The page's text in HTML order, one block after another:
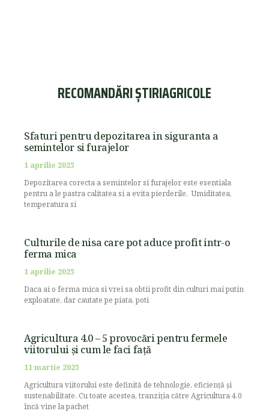
RECOMANDĂRI ȘTIRIAGRICOLE
Sfaturi pentru depozitarea in siguranta a
semintelor si furajelor
1 aprilie 2025
Depozitarea corecta a semintelor si furajelor este esentiala
pentru a le pastra calitatea si a evita pierderile. Umiditatea,
temperatura si
Culturile de nisa care pot aduce profit intr-o
ferma mica
1 aprilie 2025
Daca ai o ferma mica si vrei sa obtii profit din culturi mai putin
exploatate, dar cautate pe piata, poti
Agricultura 4.0 – 5 provocări pentru fermele
viitorului și cum le faci față
11 martie 2025
Agricultura viitorului este definită de tehnologie, eficiență și
sustenabilitate. Cu toate acestea, tranziția către Agricultura 4.0
încă vine la pachet